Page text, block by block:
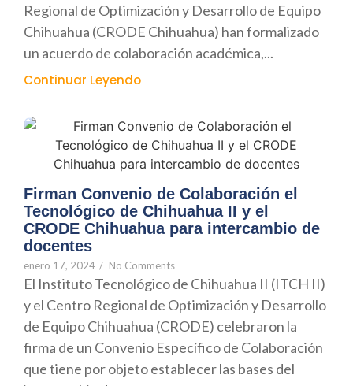
Regional de Optimización y Desarrollo de Equipo
Chihuahua (CRODE Chihuahua) han formalizado
un acuerdo de colaboración académica,...
Continuar Leyendo
Firman Convenio de Colaboración el
Tecnológico de Chihuahua II y el
CRODE Chihuahua para intercambio de
docentes
enero 17, 2024 / No Comments
El Instituto Tecnológico de Chihuahua II (ITCH II)
y el Centro Regional de Optimización y Desarrollo
de Equipo Chihuahua (CRODE) celebraron la
firma de un Convenio Específico de Colaboración
que tiene por objeto establecer las bases del